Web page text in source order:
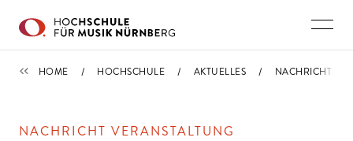
IMPORTIERT
HOME HOCHSCHULE AKTUELLES NACHRICHT
NACHRICHT VERANSTALTUNG